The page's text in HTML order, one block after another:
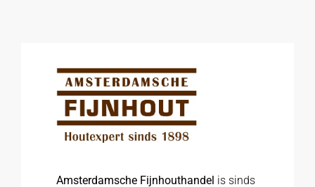
Amsterdamsche Fijnhouthandel is sinds